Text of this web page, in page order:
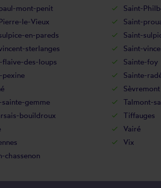
mont-penit Saint-
le-Vieux Saint-
en-pareds Saint-
sterlanges Saint-
flaive-des-loups Sainte-foy
pexine Sainte-
Sèvremont
gemme Talmont-
bouildroux Tiffauges
Vairé
Vix
chassenon